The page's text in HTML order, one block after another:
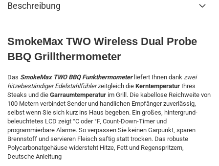
Beschreibung
SmokeMax TWO Wireless Dual Probe
BBQ Grillthermometer
Das SmokeMax TWO BBQ Funkthermometerliefert Ihnen dank zwei
hitze­beständiger Edelstahl­fühlerzeitgleich die Kerntemperatur Ihres
Steaks und die Garraum­temperatur im Grill. Die kabellose Reichweite von
100 Metern verbindet Sender und handlichen Empfänger zuverlässig,
selbst wenn Sie sich kurz ins Haus begeben. Ein großes, hintergrund­
beleuchtetes LCD zeigt °C oder °F, Count-Down-Timer und
programmierbare Alarme. So verpassen Sie keinen Garpunkt, sparen
Brennstoff und servieren Fleisch saftig statt trocken. Das robuste
Polycarbonat­gehäuse widersteht Hitze, Fett und Regen­spritzern,
Deutsche Anleitung